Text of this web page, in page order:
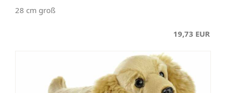
28 cm groß
19,73 EUR